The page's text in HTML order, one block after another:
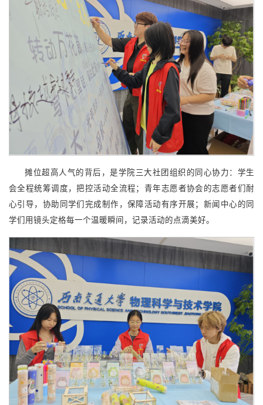
摊位超高人气的背后，是学院三大社团组织的同心协力：学生
会全程统筹调度，把控活动全流程；青年志愿者协会的志愿者们耐
心引导，协助同学们完成制作，保障活动有序开展；新闻中心的同
学们用镜头定格每一个温暖瞬间，记录活动的点滴美好。